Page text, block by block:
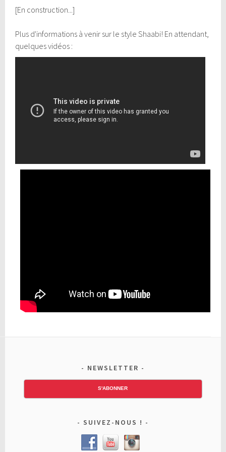
[En construction...]
Plus d'informations à venir sur le style Shaabi! En attendant,
quelques vidéos :
NEWSLETTER
S'ABONNER
SUIVEZ-NOUS !